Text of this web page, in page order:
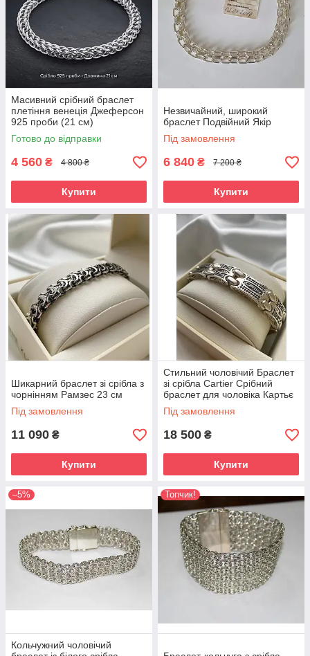
Масивний срібний браслет
плетіння венеція Джеферсон
925 проби (21 см)
Готово до відправки
4 560 ₴ 4 800 ₴
Купити
Незвичайний, широкий
браслет Подвійний Якір
Під замовлення
6 840 ₴ 7 200 ₴
Купити
Шикарний браслет зі срібла з
чорнінням Рамзес 23 см
Під замовлення
11 090 ₴
Купити
Стильний чоловічий Браслет
зі срібла Cartier Срібний
браслет для чоловіка Картьє
Під замовлення
18 500 ₴
Купити
–5%
Кольчужний чоловічий
Топчик!